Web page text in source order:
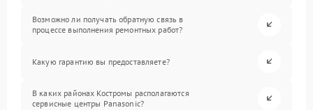
Возможно ли получать обратную связь в
процессе выполнения ремонтных работ?
Какую гарантию вы предоставляете?
В каких районах Костромы располагаются
сервисные центры Panasonic?